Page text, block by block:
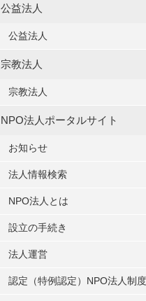
公益法人
公益法人
宗教法人
宗教法人
NPO法人ポータルサイト
お知らせ
法人情報検索
NPO法人とは
設立の手続き
法人運営
認定（特例認定）NPO法人制度